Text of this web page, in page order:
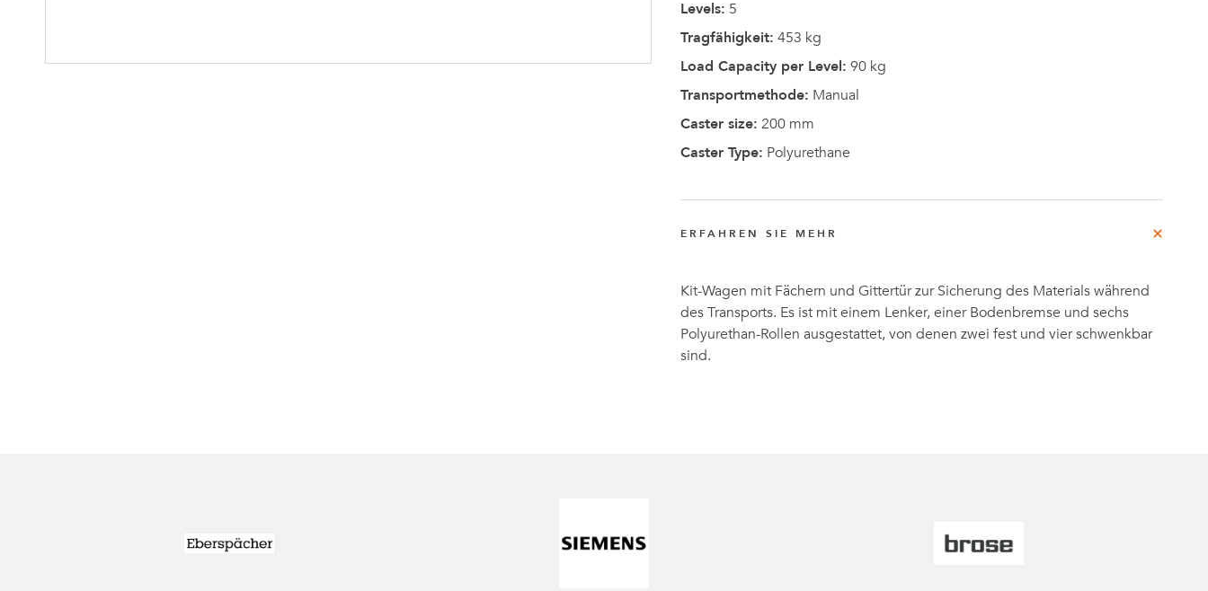
Levels: 5
Tragfähigkeit: 453 kg
Load Capacity per Level: 90 kg
Transportmethode: Manual
Caster size: 200 mm
Caster Type: Polyurethane
ERFAHREN SIE MEHR
Kit-Wagen mit Fächern und Gittertür zur Sicherung des Materials während
des Transports. Es ist mit einem Lenker, einer Bodenbremse und sechs
Polyurethan-Rollen ausgestattet, von denen zwei fest und vier schwenkbar
sind.